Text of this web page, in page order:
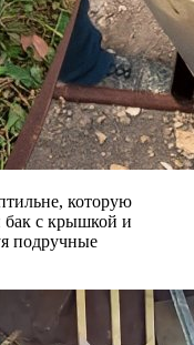
которую
бак с крышкой и
подручные